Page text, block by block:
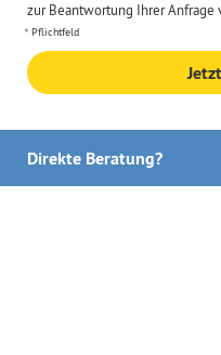
zur Beantwortung Ihrer Anfrage
Pflichtfeld
Direkte Beratung?